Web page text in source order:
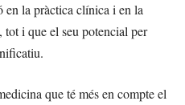
en la pràctica clínica i en la
tot i que el seu potencial per
que té més en compte el